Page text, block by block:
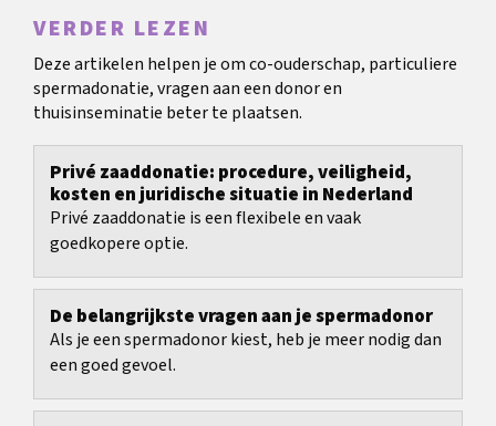
VERDER LEZEN
Deze artikelen helpen je om co-ouderschap, particuliere
spermadonatie, vragen aan een donor en
thuisinseminatie beter te plaatsen.
Privé zaaddonatie: procedure, veiligheid,
kosten en juridische situatie in Nederland
Privé zaaddonatie is een flexibele en vaak
goedkopere optie.
De belangrijkste vragen aan je spermadonor
Als je een spermadonor kiest, heb je meer nodig dan
een goed gevoel.